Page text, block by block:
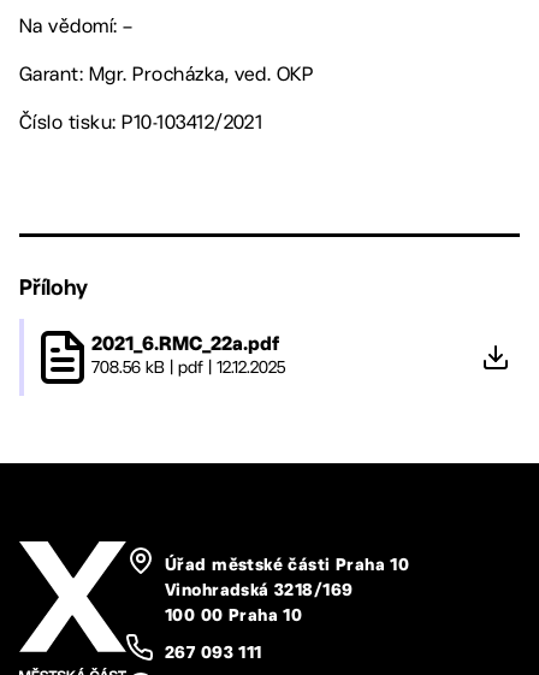
Na vědomí: –
Garant: Mgr. Procházka, ved. OKP
Číslo tisku: P10-103412/2021
Přílohy
2021_6.RMC_22a.pdf
708.56 kB pdf 12.12.2025
Úřad městské části Praha 10
Vinohradská 3218/169
100 00 Praha 10
267 093 111